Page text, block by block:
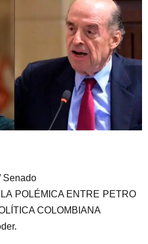
Senado
POLÉMICA ENTRE PETRO
COLOMBIANA